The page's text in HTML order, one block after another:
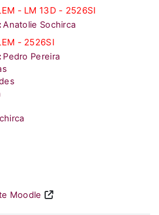
- LM 13D - 2526SI
Anatolie Sochirca
- 2526SI
Pedro Pereira
Moodle